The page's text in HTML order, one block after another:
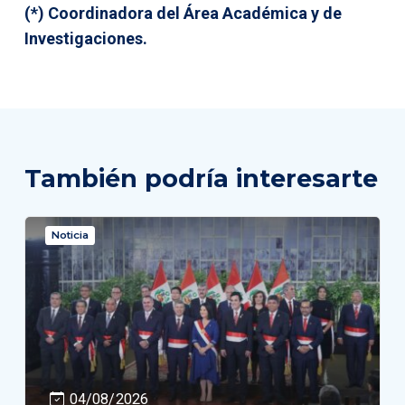
(*) Coordinadora del Área Académica y de
Investigaciones.
También podría interesarte
Noticia
04/08/2026